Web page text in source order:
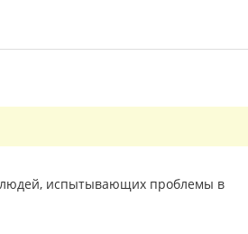
людей, испытывающих проблемы в